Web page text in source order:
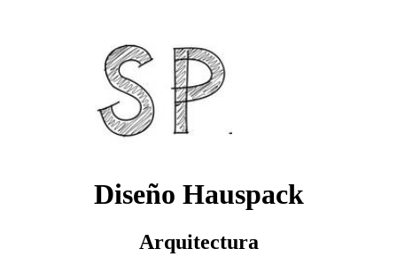
Diseño Hauspack
Arquitectura